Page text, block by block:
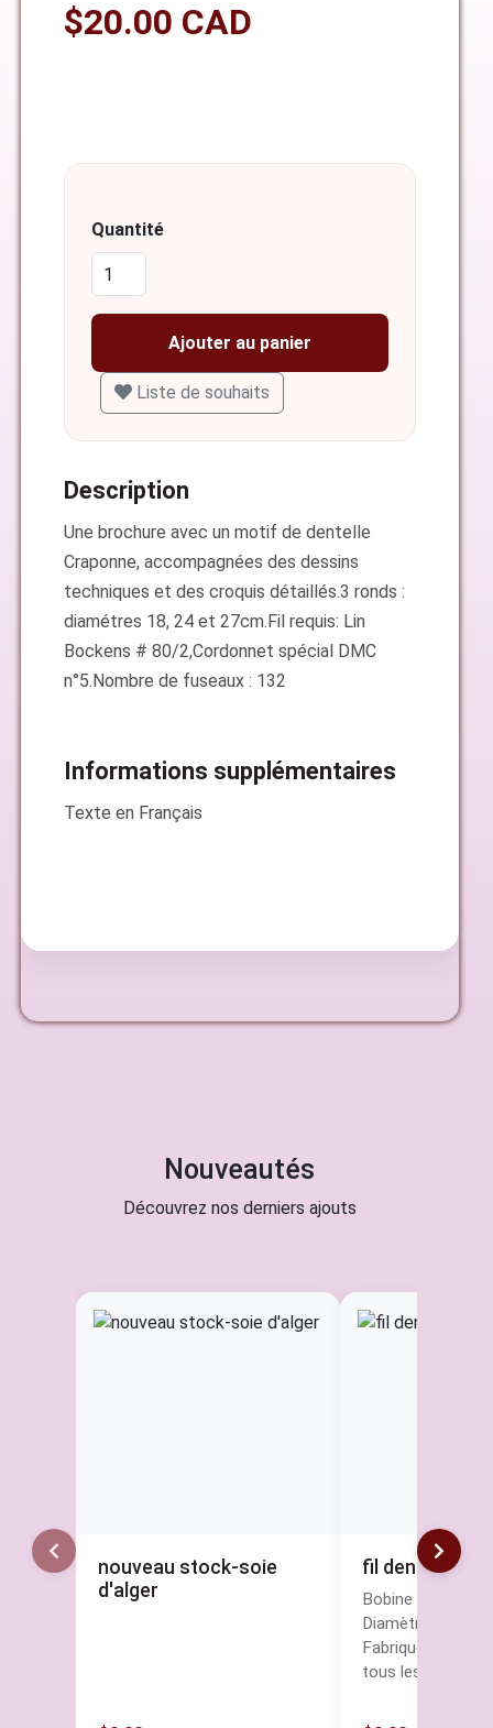
$20.00 CAD
Quantité
Ajouter au panier
Liste de souhaits
Description
Une brochure avec un motif de dentelle
Craponne, accompagnées des dessins
techniques et des croquis détaillés.3 ronds :
diamétres 18, 24 et 27cm.Fil requis: Lin
Bockens # 80/2,Cordonnet spécial DMC
n°5.Nombre de fuseaux : 132
Informations supplémentaires
Texte en Français
Nouveautés
Découvrez nos derniers ajouts
nouveau stock-soie
d'alger
fil dentelle
Bobine : 225 m
Diamètre du fil :
Fabriqué en
tous les fils Fil